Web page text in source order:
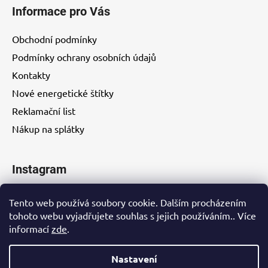
Tento web používá soubory cookie. Dalším procházením
tohoto webu vyjadřujete souhlas s jejich používáním.. Více
informací zde.
Nastavení
Informace pro Vás
Obchodní podmínky
Podmínky ochrany osobních údajů
Kontakty
Nové energetické štítky
Reklamační list
Nákup na splátky
Instagram